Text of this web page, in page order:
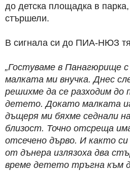
до детска площадка в
стършели.
В сигнала си до ПИА-НЮЗ
„Гостуваме в Панагюрище
малката ми внучка. Днес
решихме да се разходим до
детето.Докато малката
дъщеря ми бяхме седнали
близост. Точно отсреща
отсечено дърво. И както
от дънера излязоха два
време детето тръгна към